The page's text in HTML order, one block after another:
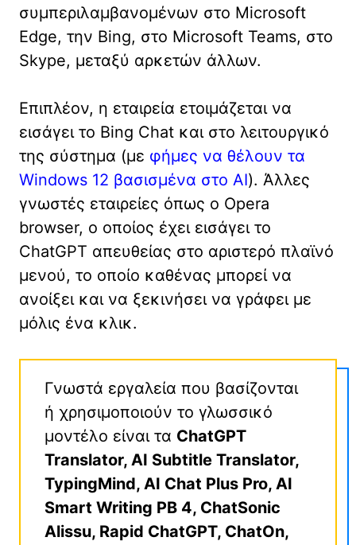
συμπεριλαμβανομένων στο Microsoft
Edge, την Bing, στο Microsoft Teams, στο
Skype, μεταξύ αρκετών άλλων.
Επιπλέον, η εταιρεία ετοιμάζεται να
εισάγει το Bing Chat και στο λειτουργικό
της σύστημα (με φήμες να θέλουν τα
Windows 12 βασισμένα στο AI). Άλλες
γνωστές εταιρείες όπως ο Opera
browser, ο οποίος έχει εισάγει το
ChatGPT απευθείας στο αριστερό πλαϊνό
μενού, το οποίο καθένας μπορεί να
ανοίξει και να ξεκινήσει να γράφει με
μόλις ένα κλικ.
Γνωστά εργαλεία που βασίζονται
ή χρησιμοποιούν το γλωσσικό
μοντέλο είναι τα ChatGPT
Translator, AI Subtitle Translator,
TypingMind, AI Chat Plus Pro, AI
Smart Writing PB 4, ChatSonic
Alissu, Rapid ChatGPT, ChatOn,